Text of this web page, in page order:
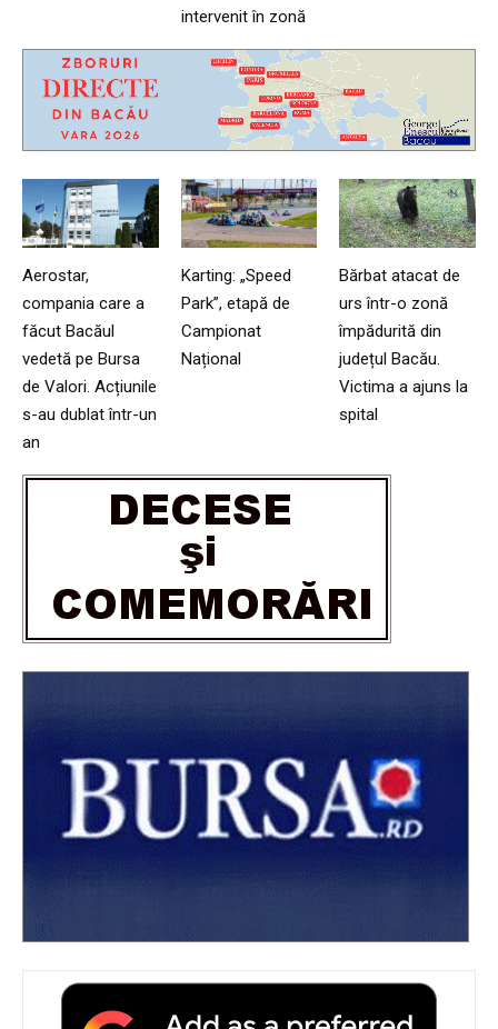
intervenit în zonă
Aerostar,
compania care a
făcut Bacăul
vedetă pe Bursa
de Valori. Acțiunile
s-au dublat într-un
an
Karting: „Speed
Park”, etapă de
Campionat
Național
Bărbat atacat de
urs într-o zonă
împădurită din
județul Bacău.
Victima a ajuns la
spital